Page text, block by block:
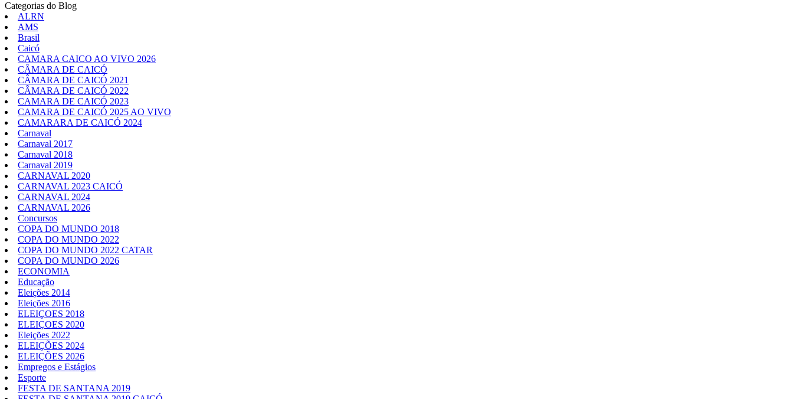
Categorias do Blog
ALRN
AMS
Brasil
Caicó
CAMARA CAICO AO VIVO 2026
CÂMARA DE CAICÓ
CÂMARA DE CAICÓ 2021
CÂMARA DE CAICÓ 2022
CAMARA DE CAICÓ 2023
CAMARA DE CAICÓ 2025 AO VIVO
CAMARARA DE CAICÓ 2024
Carnaval
Carnaval 2017
Carnaval 2018
Carnaval 2019
CARNAVAL 2020
CARNAVAL 2023 CAICÓ
CARNAVAL 2024
CARNAVAL 2026
Concursos
COPA DO MUNDO 2018
COPA DO MUNDO 2022
COPA DO MUNDO 2022 CATAR
COPA DO MUNDO 2026
ECONOMIA
Educação
Eleições 2014
Eleições 2016
ELEIÇOES 2018
ELEIÇOES 2020
Eleições 2022
ELEIÇÕES 2024
ELEIÇÕES 2026
Empregos e Estágios
Esporte
FESTA DE SANTANA 2019